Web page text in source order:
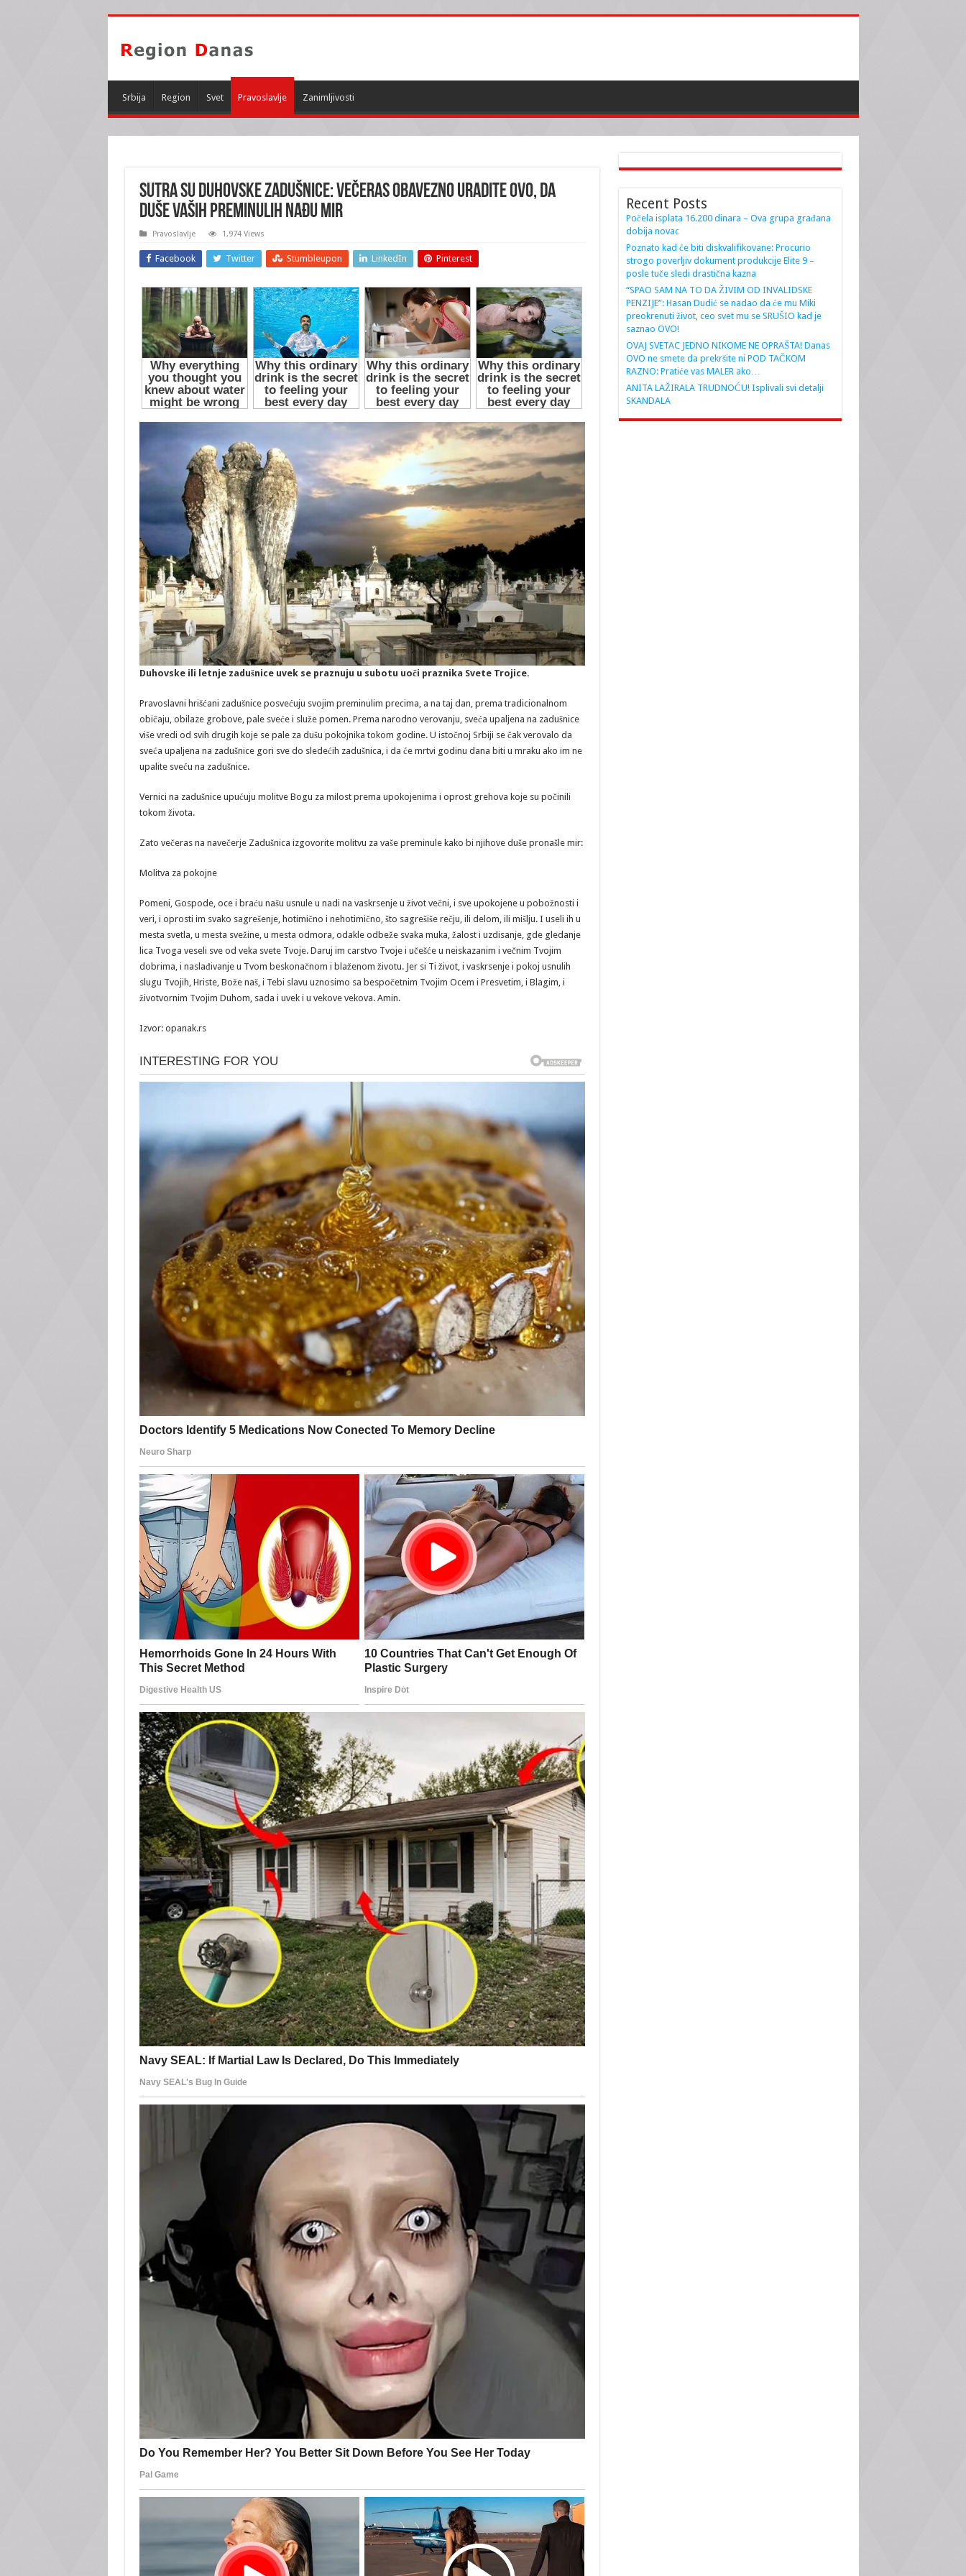
Srbija Region Svet Pravoslavlje Zanimljivosti
SUTRA SU DUHOVSKE ZADUŠNICE: Večeras obavezno URADITE OVO, da
duše vaših PREMINULIH nađu MIR
Pravoslavlje 1,974 Views
Facebook Twitter Stumbleupon LinkedIn Pinterest
Duhovske ili letnje zadušnice uvek se praznuju u subotu uoči praznika Svete Trojice.
Pravoslavni hrišćani zadušnice posvećuju svojim preminulim precima, a na taj dan, prema tradicionalnom
običaju, obilaze grobove, pale sveće i služe pomen. Prema narodno verovanju, sveća upaljena na zadušnice
više vredi od svih drugih koje se pale za dušu pokojnika tokom godine. U istočnoj Srbiji se čak verovalo da
sveća upaljena na zadušnice gori sve do sledećih zadušnica, i da će mrtvi godinu dana biti u mraku ako im ne
upalite sveću na zadušnice.
Vernici na zadušnice upućuju molitve Bogu za milost prema upokojenima i oprost grehova koje su počinili
tokom života.
Zato večeras na navečerje Zadušnica izgovorite molitvu za vaše preminule kako bi njihove duše pronašle mir:
Molitva za pokojne
Pomeni, Gospode, oce i braću našu usnule u nadi na vaskrsenje u život večni, i sve upokojene u pobožnosti i
veri, i oprosti im svako sagrešenje, hotimično i nehotimično, što sagrešiše rečju, ili delom, ili mišlju. I useli ih u
mesta svetla, u mesta svežine, u mesta odmora, odakle odbeže svaka muka, žalost i uzdisanje, gde gledanje
lica Tvoga veseli sve od veka svete Tvoje. Daruj im carstvo Tvoje i učešće u neiskazanim i večnim Tvojim
dobrima, i naslađivanje u Tvom beskonačnom i blaženom životu. Jer si Ti život, i vaskrsenje i pokoj usnulih
slugu Tvojih, Hriste, Bože naš, i Tebi slavu uznosimo sa bespočetnim Tvojim Ocem i Presvetim, i Blagim, i
životvornim Tvojim Duhom, sada i uvek i u vekove vekova. Amin.
Izvor: opanak.rs
Recent Posts
Počela isplata 16.200 dinara – Ova grupa građana
dobija novac
Poznato kad će biti diskvalifikovane: Procurio
strogo poverljiv dokument produkcije Elite 9 –
posle tuče sledi drastična kazna
“SPAO SAM NA TO DA ŽIVIM OD INVALIDSKE
PENZIJE”: Hasan Dudić se nadao da će mu Miki
preokrenuti život, ceo svet mu se SRUŠIO kad je
saznao OVO!
OVAJ SVETAC JEDNO NIKOME NE OPRAŠTA! Danas
OVO ne smete da prekršite ni POD TAČKOM
RAZNO: Pratiće vas MALER ako…
ANITA LAŽIRALA TRUDNOĆU! Isplivali svi detalji
SKANDALA